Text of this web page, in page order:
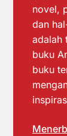
novel,
dan
adalah
buku
buku